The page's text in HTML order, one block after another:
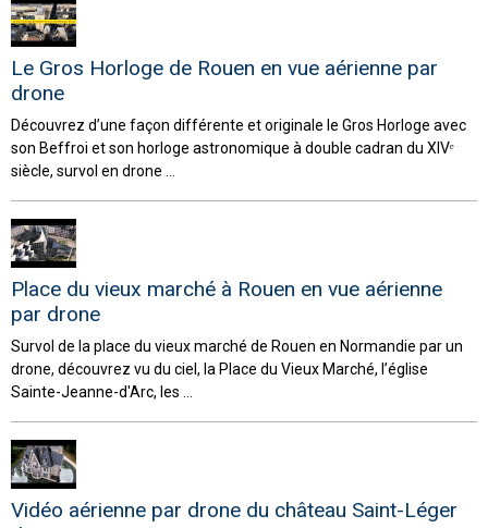
Le Gros Horloge de Rouen en vue aérienne par
drone
Découvrez d’une façon différente et originale le Gros Horloge avec
son Beffroi et son horloge astronomique à double cadran du XIVᵉ
siècle, survol en drone ...
Place du vieux marché à Rouen en vue aérienne
par drone
Survol de la place du vieux marché de Rouen en Normandie par un
drone, découvrez vu du ciel, la Place du Vieux Marché, l’église
Sainte-Jeanne-d'Arc, les ...
Vidéo aérienne par drone du château Saint-Léger